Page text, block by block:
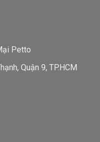
Petto
Quận 9, TP.HCM